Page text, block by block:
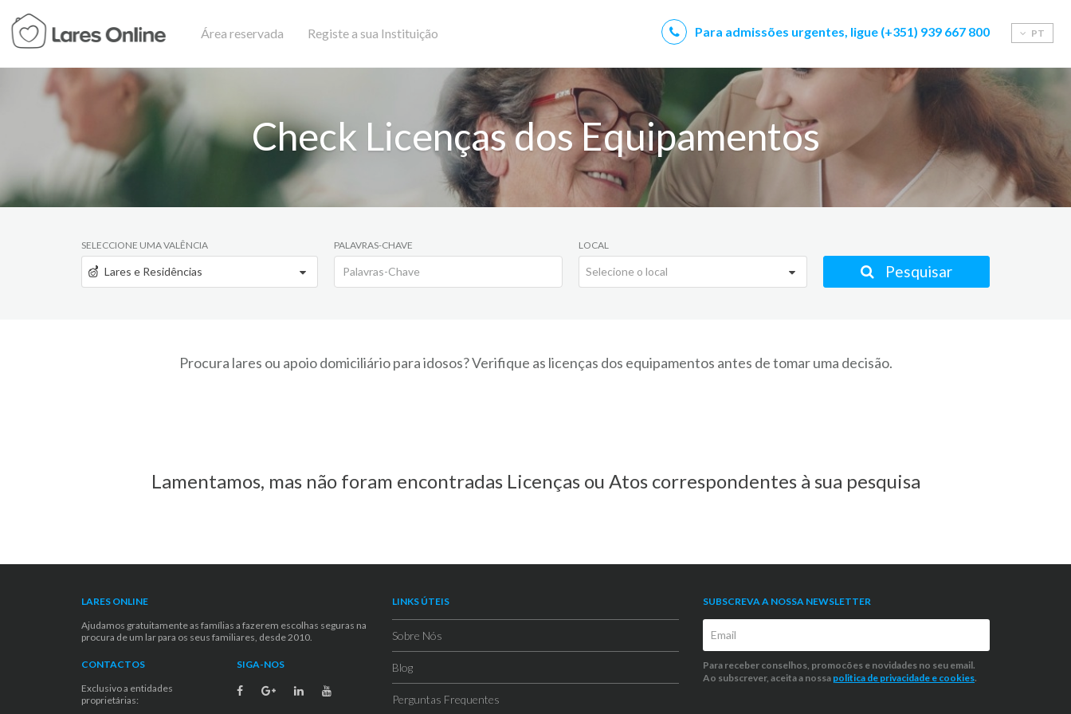
Área reservada Registe a sua Instituição PT
Para admissões urgentes, ligue (+351) 939 667 800
Check Licenças dos Equipamentos
SELECCIONE UMA VALÊNCIA
Lares e Residências
PALAVRAS-CHAVE LOCAL
Selecione o local Pesquisar
Procura lares ou apoio domiciliário para idosos? Verifique as licenças dos equipamentos antes de tomar uma decisão.
Lamentamos, mas não foram encontradas Licenças ou Atos correspondentes à sua pesquisa
LARES ONLINE
Ajudamos gratuitamente as famílias a fazerem escolhas seguras na
procura de um lar para os seus familiares, desde 2010.
CONTACTOS
Exclusivo a entidades
proprietárias:
SIGA-NOS
LINKS ÚTEIS
Sobre Nós
Blog
Perguntas Frequentes
SUBSCREVA A NOSSA NEWSLETTER
Para receber conselhos, promocões e novidades no seu email.
Ao subscrever, aceita a nossa politica de privacidade e cookies.